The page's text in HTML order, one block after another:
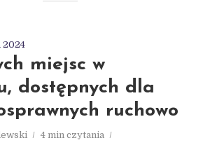
2024
miejsc w
dostępnych dla
ruchowo
4 min czytania